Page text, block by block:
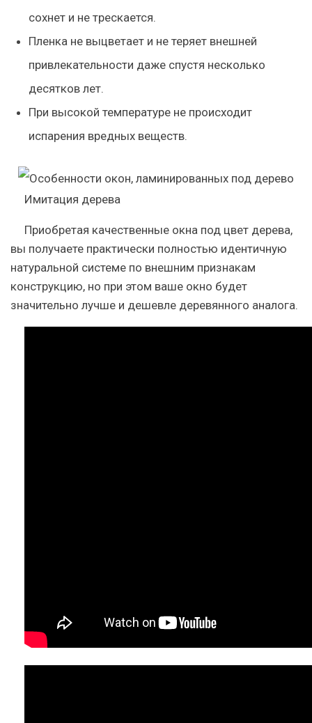
сохнет и не трескается.
Пленка не выцветает и не теряет внешней
привлекательности даже спустя несколько
десятков лет.
При высокой температуре не происходит
испарения вредных веществ.
Имитация дерева
Приобретая качественные окна под цвет дерева,
вы получаете практически полностью идентичную
натуральной системе по внешним признакам
конструкцию, но при этом ваше окно будет
значительно лучше и дешевле деревянного аналога.